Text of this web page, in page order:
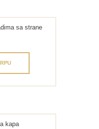
sa strane
kapa